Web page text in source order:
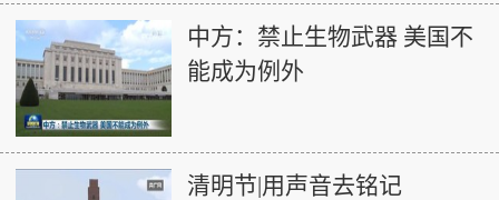
中方：禁止生物武器 美国不
能成为例外
清明节|用声音去铭记